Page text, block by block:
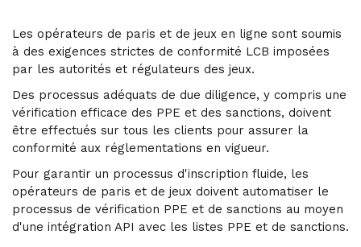
Les opérateurs de paris et de jeux en ligne sont soumis
à des exigences strictes de conformité LCB imposées
par les autorités et régulateurs des jeux.
Des processus adéquats de due diligence, y compris une
vérification efficace des PPE et des sanctions, doivent
être effectués sur tous les clients pour assurer la
conformité aux réglementations en vigueur.
Pour garantir un processus d'inscription fluide, les
opérateurs de paris et de jeux doivent automatiser le
processus de vérification PPE et de sanctions au moyen
d'une intégration API avec les listes PPE et de sanctions.